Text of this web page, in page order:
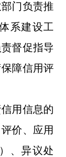
部门负责推
系建设工
督促指导
障信用评
用信息的
评价、应用
、异议处